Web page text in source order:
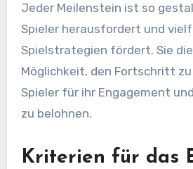
Jeder Meilenstein ist so
Spieler herausfordert und
Spielstrategien fördert. Sie
Möglichkeit, den Fortschritt
Spieler für ihr Engagement
zu belohnen.
Kriterien für das